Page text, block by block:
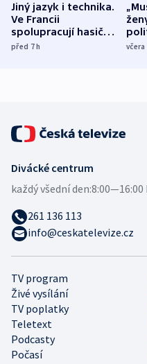
Jiný jazyk i technika.
Ve Francii
spolupracují hasiči z
různých zemí
před 7h včera
TV program
Živé vysílání
TV poplatky
Teletext
Podcasty
Počasí
Divácké centrum
každý všední den:8:00—16:00
261 136 113
info@ceskatelevize.cz